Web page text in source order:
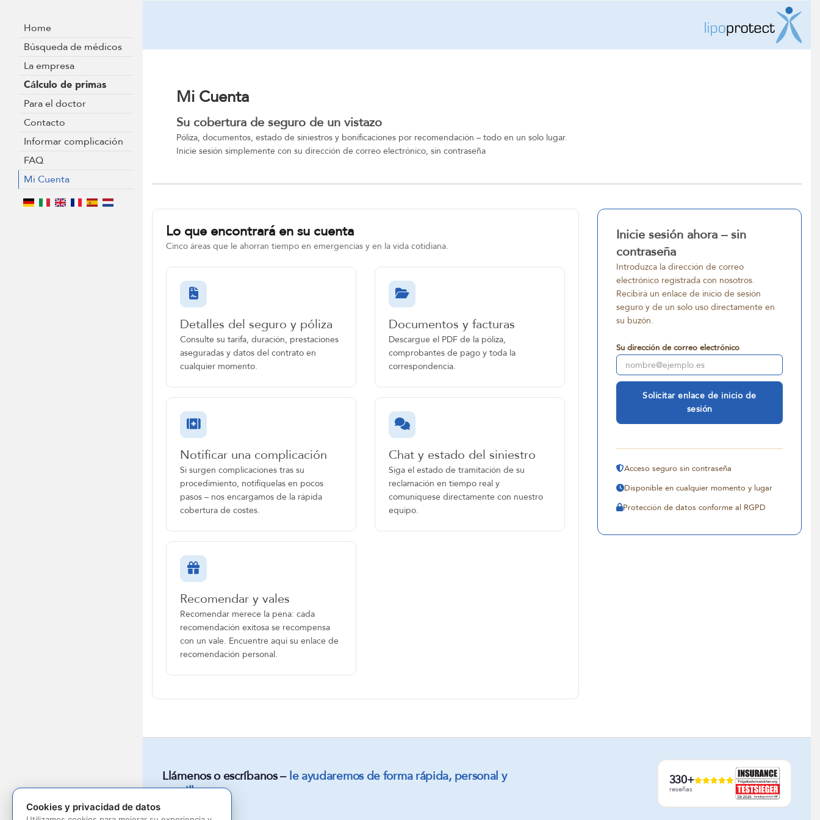
Cookies y privacidad de datos
Home
Búsqueda de médicos
La empresa
Cálculo de primas
Para el doctor
Contacto
Informar complicación
FAQ
Mi Cuenta
Mi Cuenta
Su cobertura de seguro de un vistazo
Póliza, documentos, estado de siniestros y bonificaciones por recomendación – todo en un solo lugar.
Inicie sesión simplemente con su dirección de correo electrónico, sin contraseña
Lo que encontrará en su cuenta
Cinco áreas que le ahorran tiempo en emergencias y en la vida cotidiana.
Detalles del seguro y póliza
Consulte su tarifa, duración, prestaciones
aseguradas y datos del contrato en
cualquier momento.
Documentos y facturas
Descargue el PDF de la póliza,
comprobantes de pago y toda la
correspondencia.
Notificar una complicación
Si surgen complicaciones tras su
procedimiento, notifíquelas en pocos
pasos – nos encargamos de la rápida
cobertura de costes.
Chat y estado del siniestro
Siga el estado de tramitación de su
reclamación en tiempo real y
comuníquese directamente con nuestro
equipo.
Recomendar y vales
Recomendar merece la pena: cada
recomendación exitosa se recompensa
con un vale. Encuentre aquí su enlace de
recomendación personal.
Inicie sesión ahora – sin
contraseña
Introduzca la dirección de correo
electrónico registrada con nosotros.
Recibirá un enlace de inicio de sesión
seguro y de un solo uso directamente en
su buzón.
Su dirección de correo electrónico
Solicitar enlace de inicio de
sesión
Acceso seguro sin contraseña
Disponible en cualquier momento y lugar
Protección de datos conforme al RGPD
Llámenos o escríbanos –le ayudaremos de forma rápida, personal y
sencilla.
330+
reseñas